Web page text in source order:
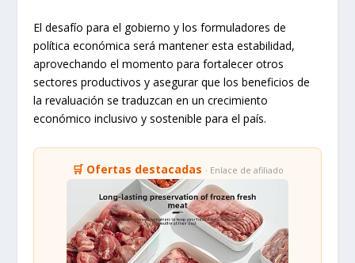
El desafío para el gobierno y los formuladores de
política económica será mantener esta estabilidad,
aprovechando el momento para fortalecer otros
sectores productivos y asegurar que los beneficios de
la revaluación se traduzcan en un crecimiento
económico inclusivo y sostenible para el país.
🛒 Ofertas destacadas · Enlace de afiliado